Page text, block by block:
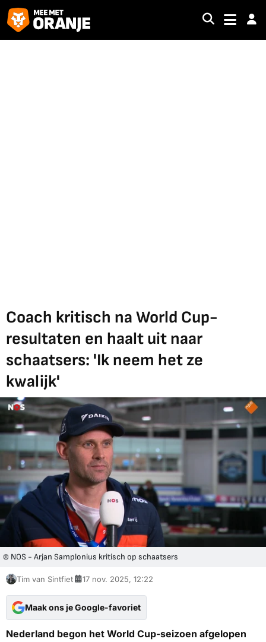
Coach kritisch na World Cup-
resultaten en haalt uit naar
schaatsers: 'Ik neem het ze
kwalijk'
© NOS - Arjan Samplonius kritisch op schaatsers
Tim van Sintfiet 17 nov. 2025, 12:22
Maak ons je Google-favoriet
Nederland begon het World Cup-seizoen afgelopen